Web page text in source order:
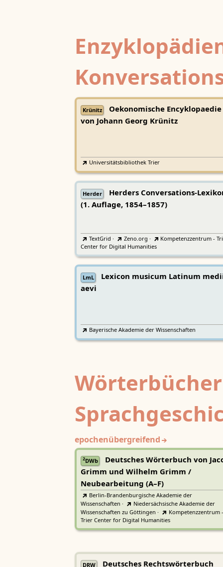
Krünitz
Oekonomische Encyklopaedie
von Johann Georg Krünitz
Universitätsbibliothek Trier
Herder
Herders Conversations-
(1. Auflage, 1854–1857)
TextGrid · Zeno.org ·
Kompetenzzentrum -
Center for Digital Humanities
LmL
Lexicon musicum Latinum
aevi
Bayerische Akademie der Wissenschaften
epochenübergreifend
2DWb
Deutsches Wörterbuch von
Grimm und Wilhelm Grimm /
Neubearbeitung (A–F)
Berlin-Brandenburgische Akademie der
Wissenschaften ·
Niedersächsische Akademie der
Wissenschaften zu Göttingen ·
Kompetenzzentrum -
Trier Center for Digital Humanities
DRW Deutsches Rechtswörterbuch